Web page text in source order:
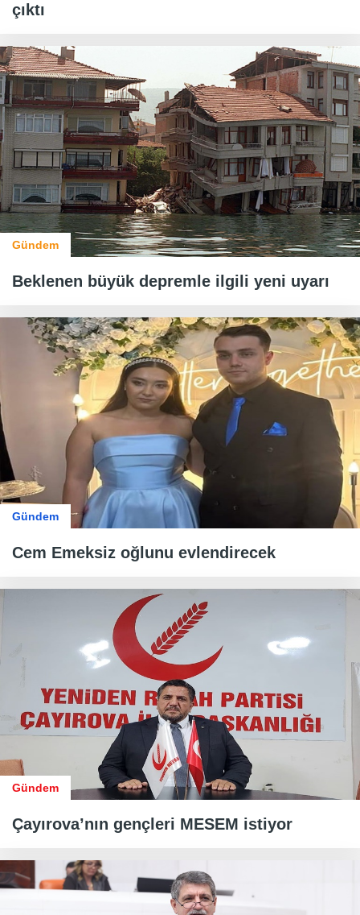
çıktı
Gündem
Beklenen büyük depremle ilgili yeni uyarı
Gündem
Cem Emeksiz oğlunu evlendirecek
Gündem
Çayırova’nın gençleri MESEM istiyor